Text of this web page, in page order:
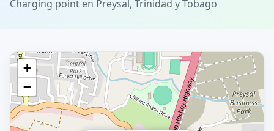
Charging point en Preysal, Trinidad y Tobago
+
−